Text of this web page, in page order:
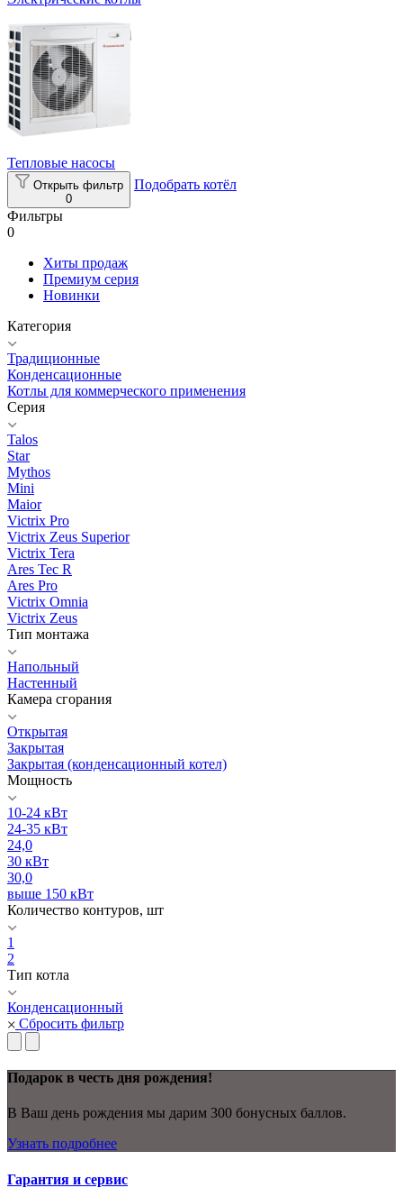
Тепловые насосы
Открыть фильтр
0
Подобрать котёл
Фильтры
0
Хиты продаж
Премиум серия
Новинки
Категория
Традиционные
Конденсационные
Котлы для коммерческого применения
Серия
Talos
Star
Mythos
Mini
Maior
Victrix Pro
Victrix Zeus Superior
Victrix Tera
Ares Tec R
Ares Pro
Victrix Omnia
Victrix Zeus
Тип монтажа
Напольный
Настенный
Камера сгорания
Открытая
Закрытая
Закрытая (конденсационный котел)
Мощность
10-24 кВт
24-35 кВт
24,0
30 кВт
30,0
выше 150 кВт
Количество контуров, шт
1
2
Тип котла
Конденсационный
Сбросить фильтр
Подарок в честь дня рождения!
В Ваш день рождения мы дарим 300 бонусных баллов.
Узнать подробнее
Гарантия и сервис